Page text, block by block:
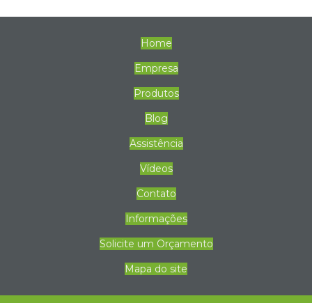
Home
Empresa
Produtos
Blog
Assistência
Vídeos
Contato
Informações
Solicite um Orçamento
Mapa do site